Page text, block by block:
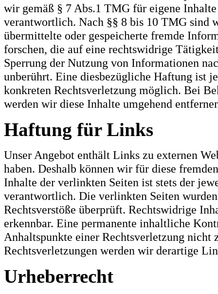
wir gemäß § 7 Abs.1 TMG für eigene
verantwortlich. Nach §§ 8 bis 10 TMG sind
übermittelte oder gespeicherte fremde
forschen, die auf eine rechtswidrige
Sperrung der Nutzung von Informationen
unberührt. Eine diesbezügliche Haftung ist
konkreten Rechtsverletzung möglich. Bei
werden wir diese Inhalte umgehend
Haftung für Links
Unser Angebot enthält Links zu externen
haben. Deshalb können wir für diese
Inhalte der verlinkten Seiten ist stets der
verantwortlich. Die verlinkten Seiten
Rechtsverstöße überprüft. Rechtswidrige
erkennbar. Eine permanente inhaltliche
Anhaltspunkte einer Rechtsverletzung nicht
Rechtsverletzungen werden wir derartige
Urheberrecht